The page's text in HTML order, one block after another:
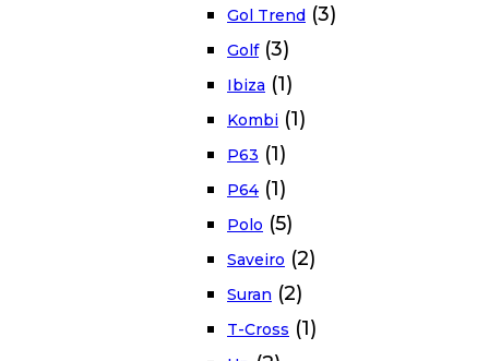
Gol Trend (3)
Golf (3)
Ibiza (1)
Kombi (1)
P63 (1)
P64 (1)
Polo (5)
Saveiro (2)
Suran (2)
T-Cross (1)